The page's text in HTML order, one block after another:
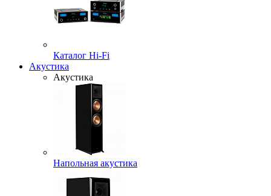
Каталог Hi-Fi
Акустика
Акустика
Напольная акустика